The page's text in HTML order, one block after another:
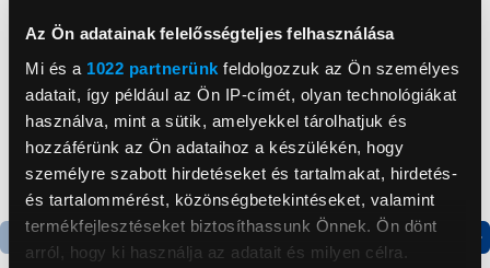
Az Ön adatainak felelősségteljes felhasználása
Mi és a 1022 partnerünk feldolgozzuk az Ön személyes
adatait, így például az Ön IP-címét, olyan technológiákat
használva, mint a sütik, amelyekkel tárolhatjuk és
hozzáférünk az Ön adataihoz a készülékén, hogy
személyre szabott hirdetéseket és tartalmakat, hirdetés-
és tartalommérést, közönségbetekintéseket, valamint
termékfejlesztéseket biztosíthassunk Önnek. Ön dönt
arról, hogy ki használja az adatait és milyen célra.